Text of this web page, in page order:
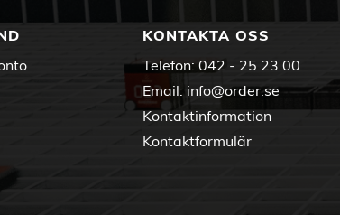
KONTAKTA OSS
Telefon: 042 - 25 23 00
Email: info@order.se
Kontaktinformation
Kontaktformulär